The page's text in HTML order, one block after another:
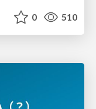
0 510